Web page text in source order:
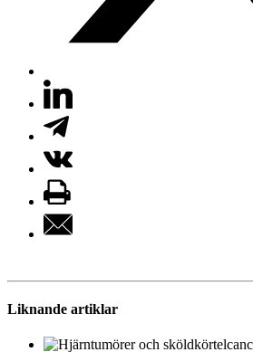
Liknande artiklar